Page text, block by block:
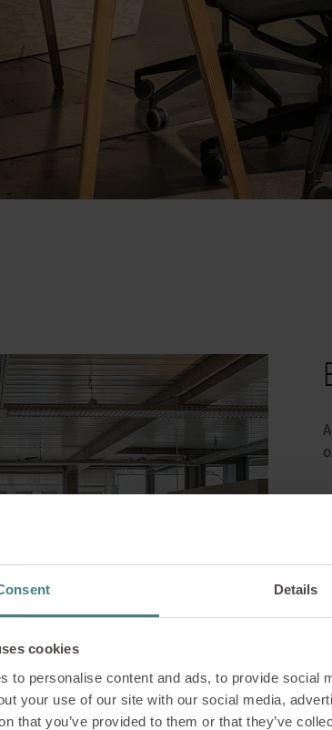
Details
cookies
to personalise content and ads, to provide social
your use of our site with our social media,
that you’ve provided to them or that they’ve